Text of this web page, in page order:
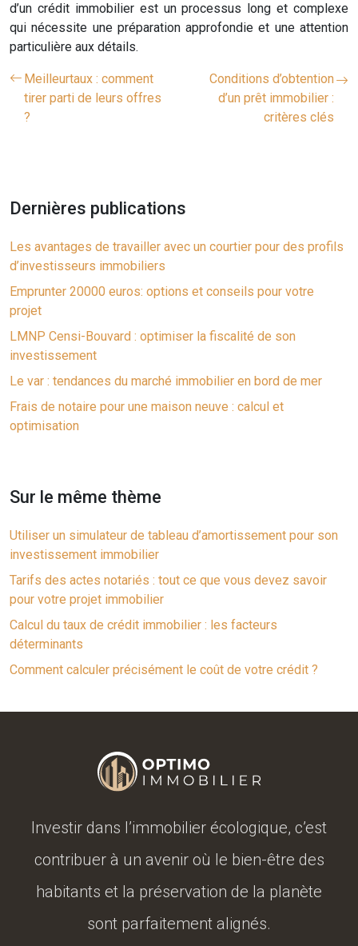
d’un crédit immobilier est un processus long et complexe
qui nécessite une préparation approfondie et une attention
particulière aux détails.
Meilleurtaux : comment
tirer parti de leurs offres
?
Conditions d’obtention
d’un prêt immobilier :
critères clés
Dernières publications
Les avantages de travailler avec un courtier pour des profils
d’investisseurs immobiliers
Emprunter 20000 euros: options et conseils pour votre
projet
LMNP Censi-Bouvard : optimiser la fiscalité de son
investissement
Le var : tendances du marché immobilier en bord de mer
Frais de notaire pour une maison neuve : calcul et
optimisation
Sur le même thème
Utiliser un simulateur de tableau d’amortissement pour son
investissement immobilier
Tarifs des actes notariés : tout ce que vous devez savoir
pour votre projet immobilier
Calcul du taux de crédit immobilier : les facteurs
déterminants
Comment calculer précisément le coût de votre crédit ?
Investir dans l’immobilier écologique, c’est
contribuer à un avenir où le bien-être des
habitants et la préservation de la planète
sont parfaitement alignés.